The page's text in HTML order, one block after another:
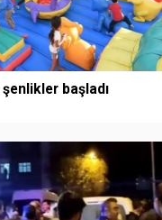
şenlikler başladı